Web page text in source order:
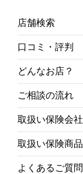
店舗検索
口コミ・評判
どんなお店？
ご相談の流れ
取扱い保険会社
取扱い保険商品
よくあるご質問